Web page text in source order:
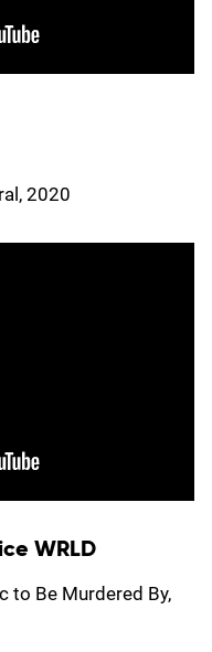
2020
WRLD
to Be Murdered By,